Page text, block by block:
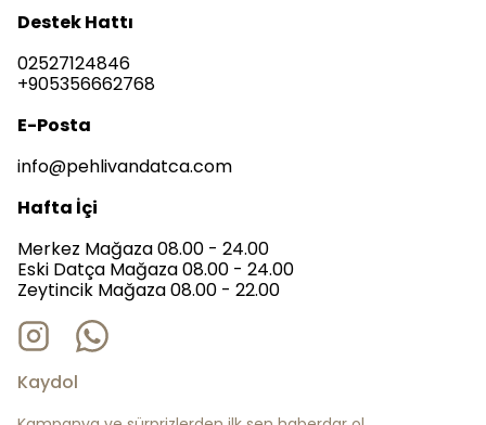
Destek Hattı
02527124846
+905356662768
E-Posta
info@pehlivandatca.com
Hafta İçi
Merkez Mağaza 08.00 - 24.00
Eski Datça Mağaza 08.00 - 24.00
Zeytincik Mağaza 08.00 - 22.00
Kaydol